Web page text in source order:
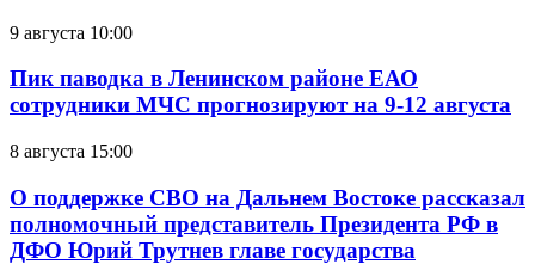
9 августа 10:00
Пик паводка в Ленинском районе ЕАО
сотрудники МЧС прогнозируют на 9-12 августа
8 августа 15:00
О поддержке СВО на Дальнем Востоке рассказал
полномочный представитель Президента РФ в
ДФО Юрий Трутнев главе государства